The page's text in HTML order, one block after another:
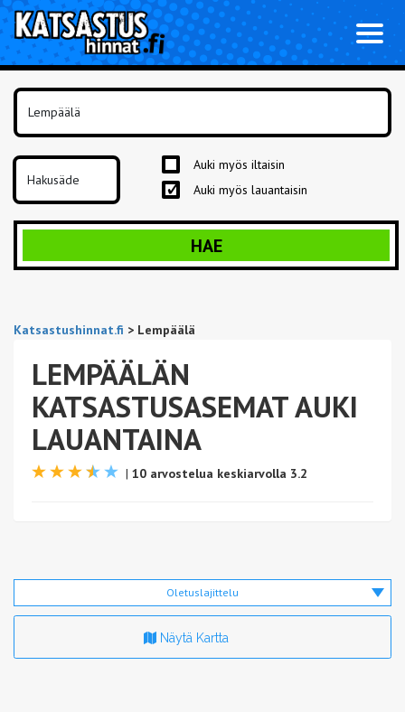
Auki myös iltaisin
Auki myös lauantaisin
HAE
Katsastushinnat.fi > Lempäälä
LEMPÄÄLÄN
KATSASTUSASEMAT AUKI
LAUANTAINA
| 10 arvostelua keskiarvolla 3.2
Oletuslajittelu
Näytä Kartta